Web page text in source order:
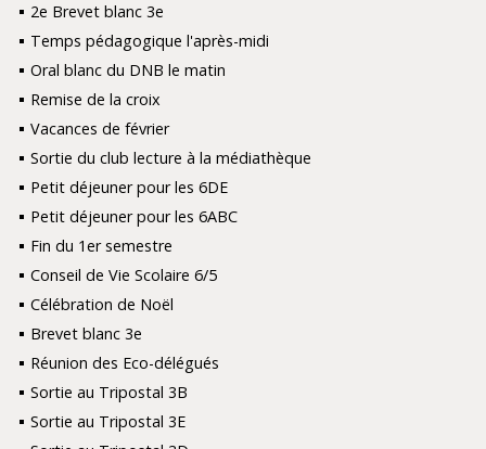
2e Brevet blanc 3e
Temps pédagogique l'après-midi
Oral blanc du DNB le matin
Remise de la croix
Vacances de février
Sortie du club lecture à la médiathèque
Petit déjeuner pour les 6DE
Petit déjeuner pour les 6ABC
Fin du 1er semestre
Conseil de Vie Scolaire 6/5
Célébration de Noël
Brevet blanc 3e
Réunion des Eco-délégués
Sortie au Tripostal 3B
Sortie au Tripostal 3E